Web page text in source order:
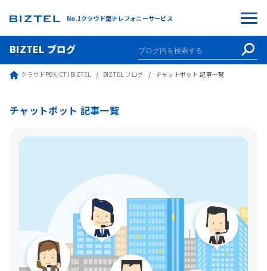
No.1クラウド型テレフォニーサービス
BIZTEL ブログ
クラウドPBX/CTI BIZTEL BIZTEL ブログ チャットボット 記事一覧
チャットボット 記事一覧